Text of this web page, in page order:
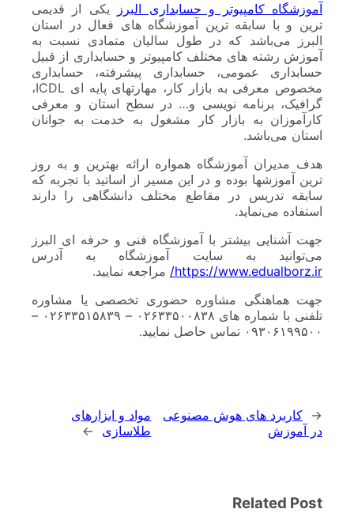
آموزشگاه کامپیوتر و حسابداری البرز
یکی از قدیمی
ترین و با سابقه ترین آموزشگاه های فعال در استان
البرز می‌باشد که در طول سالیان متمادی نسبت به
آموزش رشته های مختلف کامپیوتر و حسابداری از قبیل
حسابداری عمومی، حسابداری پیشرفته، حسابداری
مخصوص معرفی به بازار کار، مهارتهای پایه ای ICDL،
گرافیک، برنامه نویسی و… در سطح استان و معرفی
کارآموزان به بازار کار مشغول به خدمت به جوانان
استان می‌باشد.
هدف مدیران آموزشگاه همواره ارائه بهترین و به روز
ترین آموزشها بوده و در این مسیر از اساتید با تجربه که
سابقه تدریس در مقاطع مختلف دانشگاهی را دارند
استفاده می‌نماید.
جهت آشنایی بیشتر با آموزشگاه فنی و حرفه ای البرز
می‌توانید به سایت آموزشگاه به آدرس
https://www.edualborz.ir/
مراجعه نمایید.
جهت هماهنگی مشاوره حضوری تخصصی یا مشاوره
تلفنی با شماره های ۰۲۶۳۳۵۰۰۸۳۸ – ۰۲۶۳۳۵۱۵۸۳۹ –
۰۹۳۰۶۱۹۹۵۰۰ تماس حاصل نمایید.
← کاربرد های هوش مصنوعی
در آموزش
مواد و ابزارهای
طلاسازی
→
Related Post